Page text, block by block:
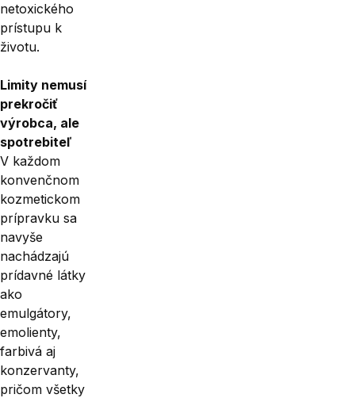
netoxického
prístupu k
životu.
Limity nemusí
prekročiť
výrobca, ale
spotrebiteľ
V každom
konvenčnom
kozmetickom
prípravku sa
navyše
nachádzajú
prí­davné látky
ako
emulgátory,
emo­lienty,
farbivá aj
konzervanty,
pričom všetky